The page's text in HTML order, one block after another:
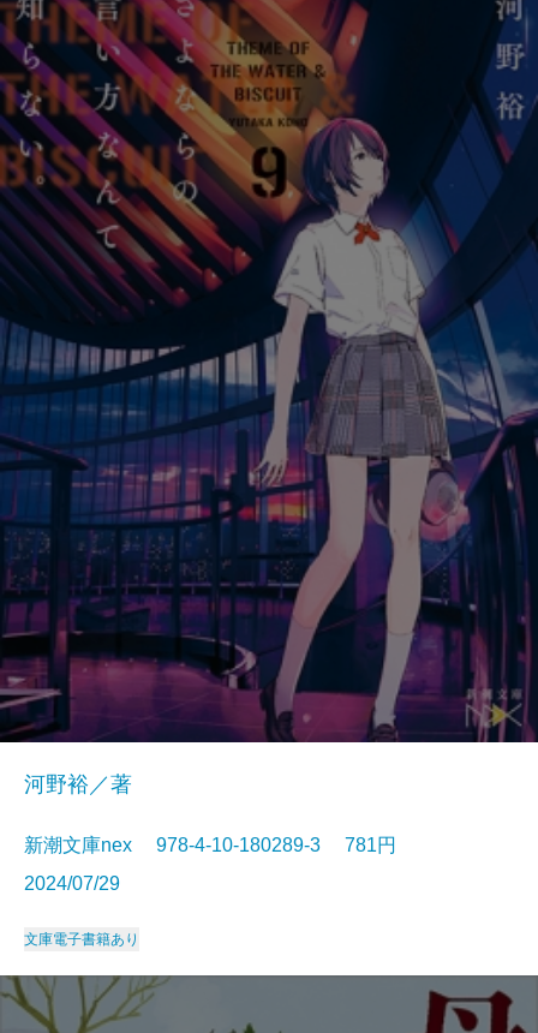
河野裕／著
新潮文庫nex 978-4-10-180289-3 781円
2024/07/29
文庫電子書籍あり